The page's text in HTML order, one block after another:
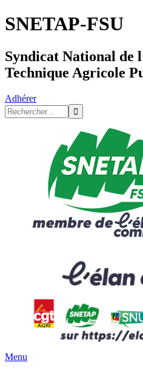
SNETAP-FSU
Syndicat National de
Technique Agricole
Adhérer
Menu